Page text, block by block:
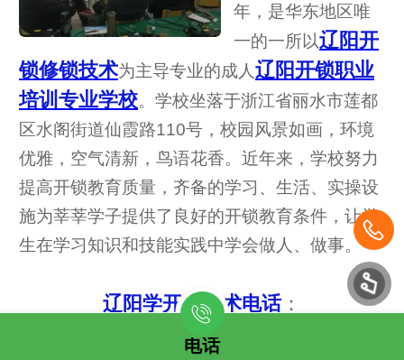
年，是华东地区唯
一的一所以辽阳开
锁修锁技术为主导专业的成人辽阳开锁职业
培训专业学校。学校坐落于浙江省丽水市莲都
区水阁街道仙霞路110号，校园风景如画，环境
优雅，空气清新，鸟语花香。 近年来，学校努力
提高开锁教育质量，齐备的学习、生活、实操设
施为莘莘学子提供了良好的开锁教育条件，让学
生在学习知识和技能实践中学会做人、做事。
辽阳学开锁技术电话：
0578-7654321
电话